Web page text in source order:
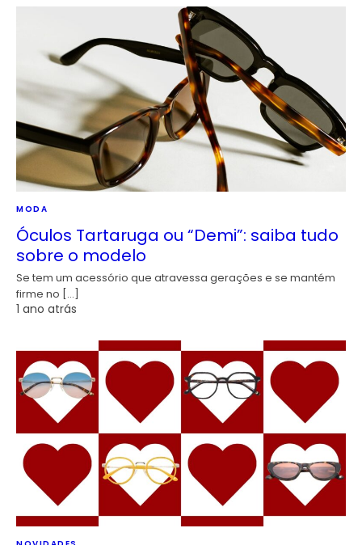
MODA
Óculos Tartaruga ou “Demi”: saiba tudo
sobre o modelo
Se tem um acessório que atravessa gerações e se mantém
firme no […]
1 ano atrás